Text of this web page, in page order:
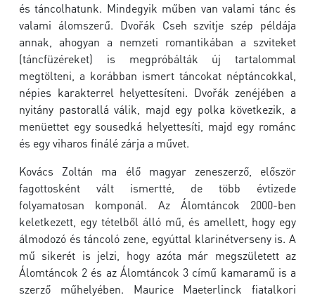
és táncolhatunk. Mindegyik műben van valami tánc és
valami álomszerű. Dvořák Cseh szvitje szép példája
annak, ahogyan a nemzeti romantikában a szviteket
(táncfüzéreket) is megpróbálták új tartalommal
megtölteni, a korábban ismert táncokat néptáncokkal,
népies karakterrel helyettesíteni. Dvořák zenéjében a
nyitány pastorallá válik, majd egy polka következik, a
menüettet egy sousedká helyettesíti, majd egy románc
és egy viharos finálé zárja a művet.
Kovács Zoltán ma élő magyar zeneszerző, először
fagottosként vált ismertté, de több évtizede
folyamatosan komponál. Az Álomtáncok 2000-ben
keletkezett, egy tételből álló mű, és amellett, hogy egy
álmodozó és táncoló zene, egyúttal klarinétverseny is. A
mű sikerét is jelzi, hogy azóta már megszületett az
Álomtáncok 2 és az Álomtáncok 3 című kamaramű is a
szerző műhelyében. Maurice Maeterlinck fiatalkori